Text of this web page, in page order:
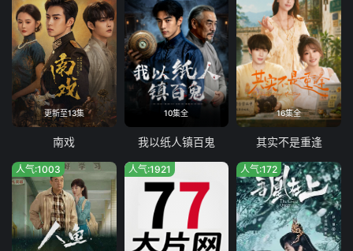
第33集 第34集
第35集 第36集
第37集 第38集
第40集
更新至13集
南戏
10集全
我以纸人镇百鬼
16集全
其实不是重逢
人气:1003 人气:1921 人气:172